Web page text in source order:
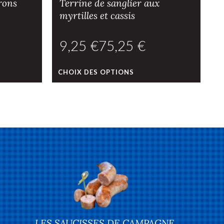
Terrine de sanglier aux
myrtilles et cassis
€ €
CHOIX DES OPTIONS